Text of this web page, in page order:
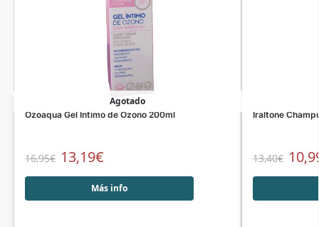
Agotado
Ozoaqua Gel Intimo de Ozono 200ml
16,95€ 13,19€
Más info
Iraltone
13,40€